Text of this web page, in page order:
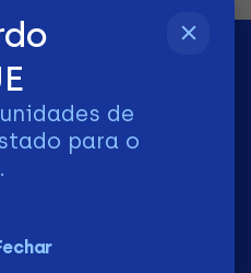
de
para o
- ApexBrasil